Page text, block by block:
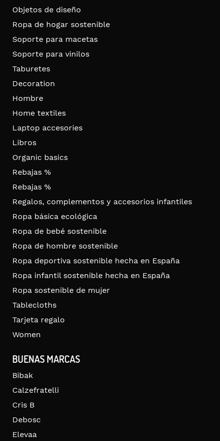
Objetos de diseño
Ropa de hogar sostenible
Soporte para macetas
Soporte para vinilos
Taburetes
Decoration
Hombre
Home textiles
Laptop accesories
Libros
Organic basics
Rebajas %
Rebajas %
Regalos, complementos y accesorios infantiles
Ropa básica ecológica
Ropa de bebé sostenible
Ropa de hombre sostenible
Ropa deportiva sostenible hecha en España
Ropa infantil sostenible hecha en España
Ropa sostenible de mujer
Tablecloths
Tarjeta regalo
Women
BUENAS MARCAS
Bibak
Calzefratelli
Cris B
Debosc
Elevaa